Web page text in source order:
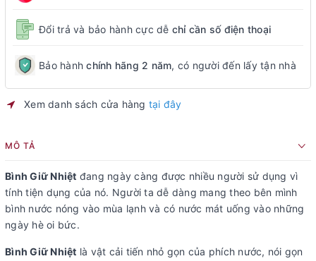
Đổi trả và bảo hành cực dễ chỉ cần số điện thoại
Bảo hànhchính hãng 2 năm, có người đến lấy tận nhà
Xem danh sách cửa hàng tại đây
MÔ TẢ
Bình Giữ Nhiệt đang ngày càng được nhiều người sử dụng vì
tính tiện dụng của nó. Người ta dễ dàng mang theo bên mình
bình nước nóng vào mùa lạnh và có nước mát uống vào những
ngày hè oi bức.
Bình Giữ Nhiệt là vật cải tiến nhỏ gọn của phích nước, nói gọn